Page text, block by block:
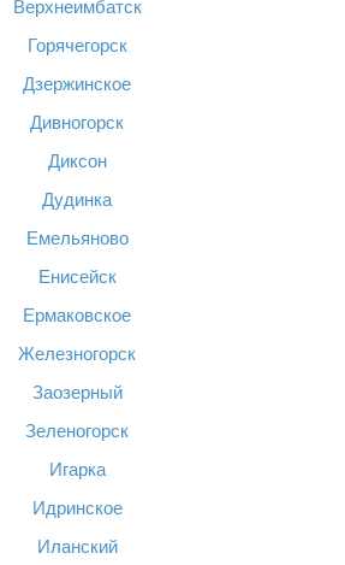
Верхнеимбатск
Горячегорск
Дзержинское
Дивногорск
Диксон
Дудинка
Емельяново
Енисейск
Ермаковское
Железногорск
Заозерный
Зеленогорск
Игарка
Идринское
Иланский